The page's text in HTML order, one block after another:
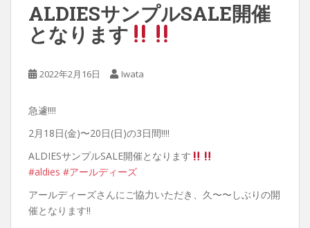
ALDIESサンプルSALE開催
となります
2022年2月16日 Iwata
急遽‼︎‼︎
2月18日(金)〜20日(日)の3日間‼︎‼︎
ALDIESサンプルSALE開催となります
#aldies #アールディーズ
アールディーズさんにご協力いただき、久〜〜しぶりの開
催となります‼︎